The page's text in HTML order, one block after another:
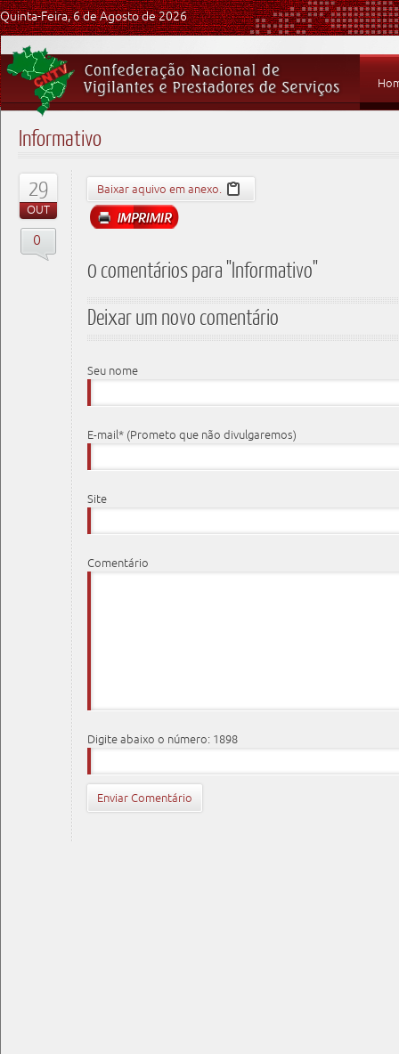
Quinta-Feira, 6 de Agosto de 2026
Informativo
29
OUT
0
Baixar aquivo em anexo.
0 comentários para "Informativo"
Deixar um novo comentário
Seu nome
E-mail* (Prometo que não divulgaremos)
Site
Comentário
Digite abaixo o número: 1898